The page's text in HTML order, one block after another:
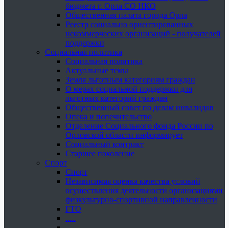
бюджета г. Орла СО НКО
Общественная палата города Орла
Реестр социально ориентированных
некоммерческих организаций - получателей
поддержки
Социальная политика
Социальная политика
Актуальные темы
Земля льготным категориям граждан
О мерах социальной поддержки для
льготных категорий граждан
Общественный совет по делам инвалидов
Опека и попечительство
Отделение Социального фонда России по
Орловской области информирует
Социальный контракт
Старшее поколение
Спорт
Спорт
Независимая оценка качества условий
осуществления деятельности организациями
физкультурно-спортивной направленности
ГТО
.....